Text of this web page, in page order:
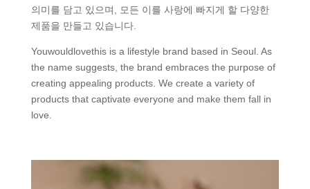
의미를 담고 있으며, 모든 이를 사랑에 빠지게 할 다양한
제품을 만들고 있습니다.
Youwouldlovethis is a lifestyle brand based in Seoul. As
the name suggests, the brand embraces the purpose of
creating appealing products. We create a variety of
products that captivate everyone and make them fall in
love.